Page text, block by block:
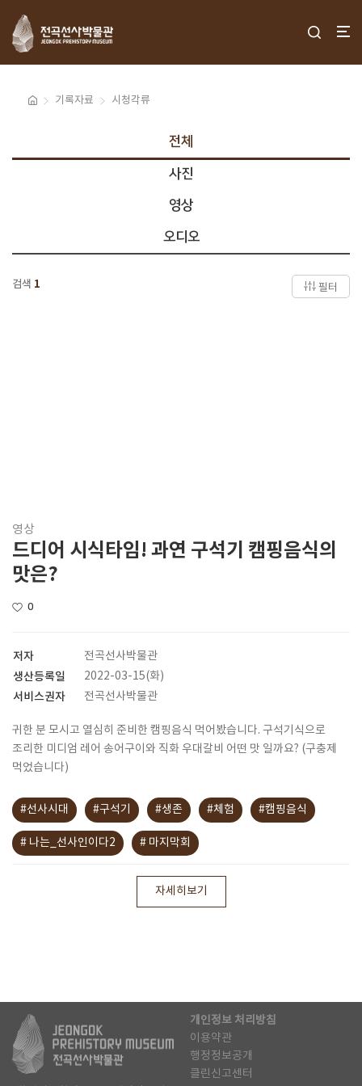
기록자료 시청각류
전체
사진
영상
오디오
검색 1 필터
영상
드디어 시식타임! 과연 구석기 캠핑음식의
맛은?
0
저자 전곡선사박물관
생산등록일 2022-03-15(화)
서비스권자 전곡선사박물관
귀한 분 모시고 열심히 준비한 캠핑음식 먹어봤습니다. 구석기식으로
조리한 미디엄 레어 송어구이와 직화 우대갈비 어떤 맛 일까요? (구충제
먹었습니다)
#선사시대 #구석기 #생존 #체험 #캠핑음식
# 나는_선사인이다2 # 마지막회
자세히보기
개인정보 처리방침
이용약관
행정정보공개
클린신고센터